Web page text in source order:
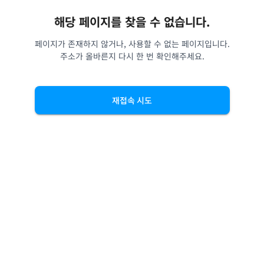
해당 페이지를 찾을 수 없습니다.
페이지가 존재하지 않거나, 사용할 수 없는 페이지입니다.
주소가 올바른지 다시 한 번 확인해주세요.
재접속 시도